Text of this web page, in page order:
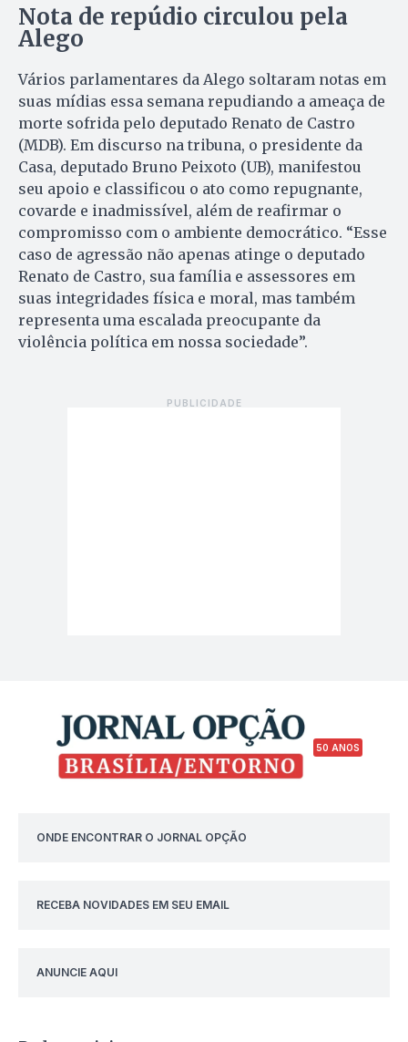
Nota de repúdio circulou pela
Alego
Vários parlamentares da Alego soltaram notas em
suas mídias essa semana repudiando a ameaça de
morte sofrida pelo deputado Renato de Castro
(MDB). Em discurso na tribuna, o presidente da
Casa, deputado Bruno Peixoto (UB), manifestou
seu apoio e classificou o ato como repugnante,
covarde e inadmissível, além de reafirmar o
compromisso com o ambiente democrático. “Esse
caso de agressão não apenas atinge o deputado
Renato de Castro, sua família e assessores em
suas integridades física e moral, mas também
representa uma escalada preocupante da
violência política em nossa sociedade”.
50 ANOS
ONDE ENCONTRAR O JORNAL OPÇÃO
RECEBA NOVIDADES EM SEU EMAIL
ANUNCIE AQUI